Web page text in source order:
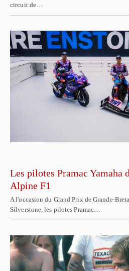
circuit de…
Les pilotes Pramac Yamaha
Alpine F1
A l'occasion du Grand Prix de Grande-
Silverstone, les pilotes Pramac…